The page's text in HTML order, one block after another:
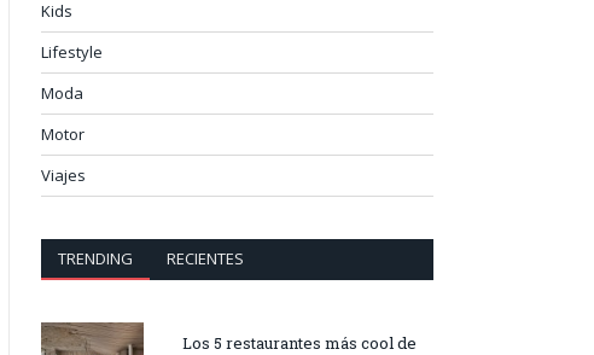
Kids
Lifestyle
Moda
Motor
Viajes
TRENDING RECIENTES
Los 5 restaurantes más cool de